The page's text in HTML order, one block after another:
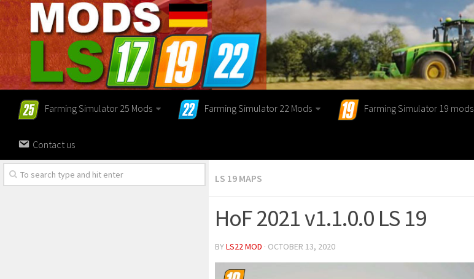
Farming Simulator 25 Mods Farming Simulator 22 Mods Farming Simulator 19 mods
Contact us
LS 19 MAPS
HoF 2021 v1.1.0.0 LS 19
BYLS22 MOD · OCTOBER 13, 2020